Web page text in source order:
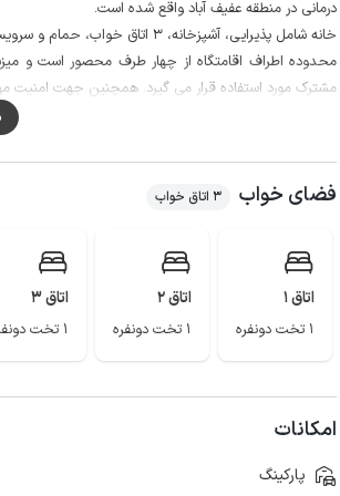
درمانی در منطقه عفیف آباد واقع شده است.
خانه شامل پذیرایی، آشپزخانه، 3 اتاق خواب، حمام و سرویس بهداشتی ایرانی و فرنگی می باشد.
محدوده اطراف اقامتگاه از چهار طرف محصور است و
مشترک مورد استفاده قرار می گیرد. همچنین جهت امنیت
باشد.
از جاذبه های این شهر تاریخی می توان به حافظیه، سعدیه،
همچنین فاصله اقامتگاه تا بیمارستان دنا 3 کیلومتر، باغ جنت حدود 5 کیلومتر و درمانگاه تخصصی بصیر حدود 3 کیلومتر است.
فضای خواب 3 اتاق خواب
اتاق 1
1 تخت دونفره
اتاق 2
1 تخت دونفره
اتاق 3
1 تخت دونفره
امکانات
پارکینگ